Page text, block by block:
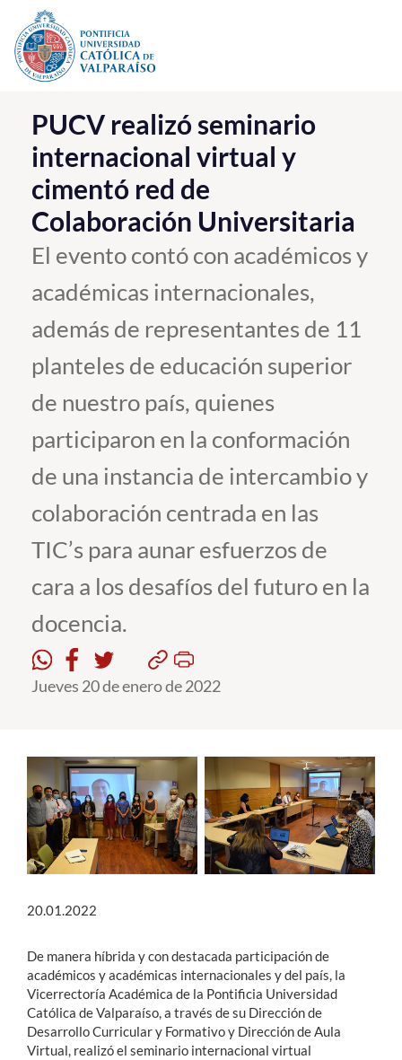
Click acá para ir directamente al contenido
La Universidad
Investigación, Creación e Innovación
PUCV Internacional
Vinculación con el Medio
Admisión
Pregrado
Postgrado
Formación Continua
Estudiantes
Académicos
Funcionarios
Alumni
English
PUCV realizó seminario
internacional virtual y
cimentó red de
Colaboración Universitaria
El evento contó con académicos y
académicas internacionales,
además de representantes de 11
planteles de educación superior
de nuestro país, quienes
participaron en la conformación
de una instancia de intercambio y
colaboración centrada en las
TIC’s para aunar esfuerzos de
cara a los desafíos del futuro en la
docencia.
Jueves 20 de enero de 2022
20.01.2022
De manera híbrida y con destacada participación de
académicos y académicas internacionales y del país, la
Vicerrectoría Académica de la Pontificia Universidad
Católica de Valparaíso, a través de su Dirección de
Desarrollo Curricular y Formativo y Dirección de Aula
Virtual, realizó el seminario internacional virtual